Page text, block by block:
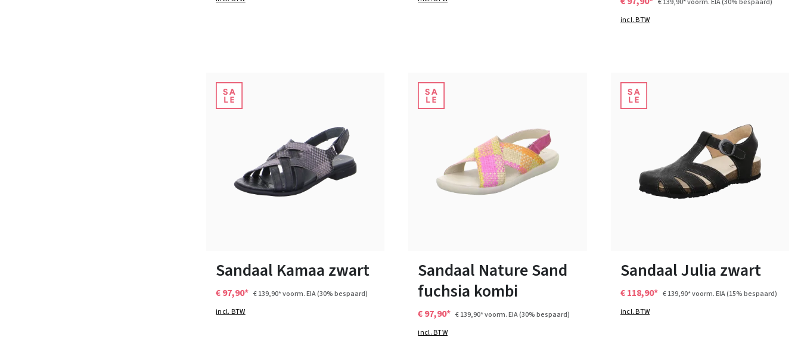
incl. BTW
Sandaal Kamaa zwart
€ 97,90* € 139,90*voorm. EIA(30% bespaard)
incl. BTW
Sandaal Nature Sand
fuchsia kombi
€ 97,90* € 139,90*voorm. EIA(30% bespaard)
incl. BTW
Sandaal Julia zwart
€ 118,90* € 139,90*voorm. EIA(15% bespaard)
incl. BTW